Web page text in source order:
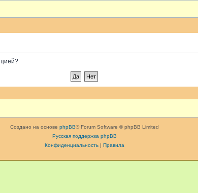
Создано на основе phpBB® Forum Software © phpBB Limited
Русская поддержка phpBB
Конфиденциальность| Правила